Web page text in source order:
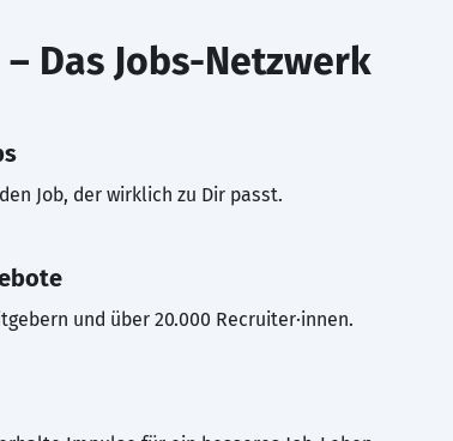
– Das Jobs-Netzwerk
Job, der wirklich zu Dir passt.
und über 20.000 Recruiter·innen.